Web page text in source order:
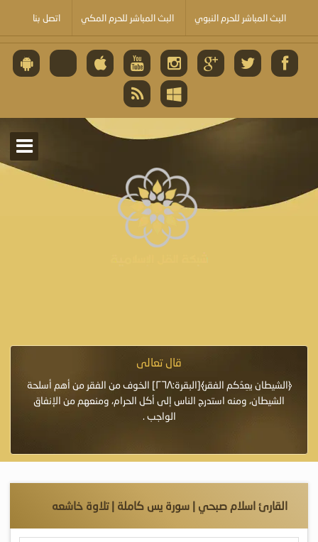
البث المباشر للحرم النبوي البث المباشر للحرم المكي اتصل بنا
قال تعالى
﴿الشيطان يعِدُكم الفقر﴾[البقرة:٢٦٨] الخوف من الفقر من أهم أسلحة
ومنه استدرج الناس إلى أكل الحرام، ومنعهم من الإنفاق
«خَيْرُ الدُّعَاءِ
اللَّهُ وَحْدَهُ لاَ
القارئ اسلام صبحي | سورة يس كاملة | تلاوة خاشعه